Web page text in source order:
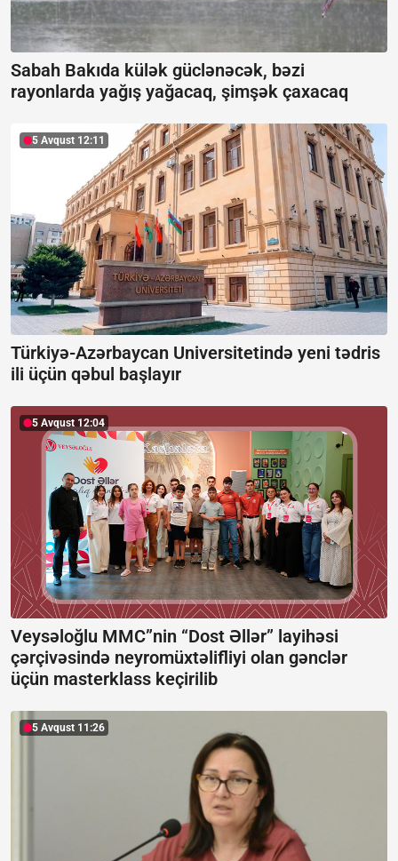
Sabah Bakıda külək güclənəcək, bəzi
rayonlarda yağış yağacaq, şimşək çaxacaq
5 Avqust 12:11
Türkiyə-Azərbaycan Universitetində yeni tədris
ili üçün qəbul başlayır
5 Avqust 12:04
Veysəloğlu MMC”nin “Dost Əllər” layihəsi
çərçivəsində neyromüxtəlifliyi olan gənclər
üçün masterklass keçirilib
5 Avqust 11:26